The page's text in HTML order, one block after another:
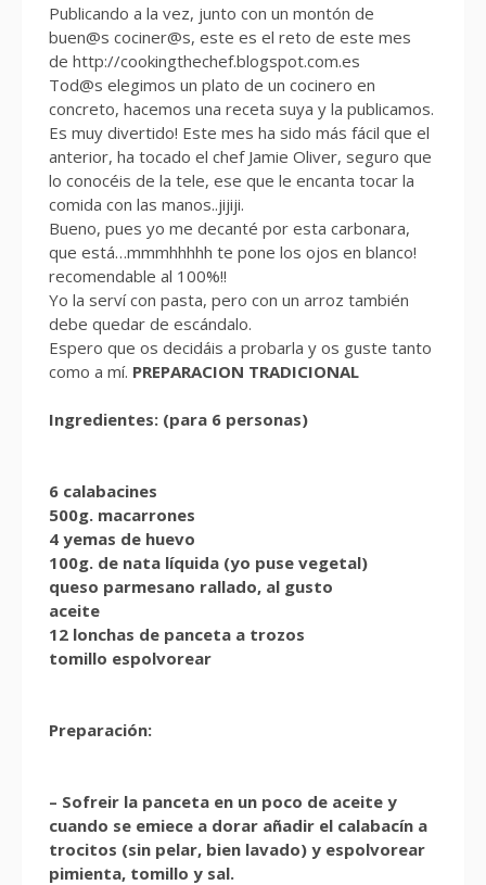
Publicando a la vez, junto con un montón de
buen@s cociner@s, este es el reto de este mes
de http://cookingthechef.blogspot.com.es
Tod@s elegimos un plato de un cocinero en
concreto, hacemos una receta suya y la publicamos.
Es muy divertido! Este mes ha sido más fácil que el
anterior, ha tocado el chef Jamie Oliver, seguro que
lo conocéis de la tele, ese que le encanta tocar la
comida con las manos..jijiji.
Bueno, pues yo me decanté por esta carbonara,
que está…mmmhhhhh te pone los ojos en blanco!
recomendable al 100%!!
Yo la serví con pasta, pero con un arroz también
debe quedar de escándalo.
Espero que os decidáis a probarla y os guste tanto
como a mí. PREPARACION TRADICIONAL
Ingredientes: (para 6 personas)
6 calabacines
500g. macarrones
4 yemas de huevo
100g. de nata líquida (yo puse vegetal)
queso parmesano rallado, al gusto
aceite
12 lonchas de panceta a trozos
tomillo espolvorear
Preparación:
– Sofreir la panceta en un poco de aceite y
cuando se emiece a dorar añadir el calabacín a
trocitos (sin pelar, bien lavado) y espolvorear
pimienta, tomillo y sal.